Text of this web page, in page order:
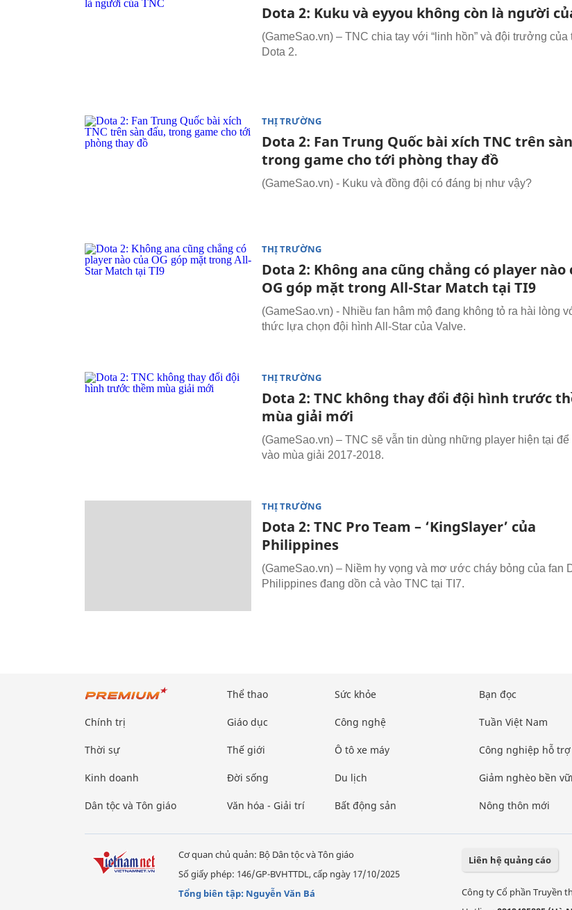
Dota 2: Kuku và eyyou không còn là người
(GameSao.vn) – TNC chia tay với “linh hồn” và đội trưởng của
Dota 2.
THỊ TRƯỜNG
Dota 2: Fan Trung Quốc bài xích TNC trên
trong game cho tới phòng thay đồ
(GameSao.vn) - Kuku và đồng đội có đáng bị như vậy?
THỊ TRƯỜNG
Dota 2: Không ana cũng chẳng có player nào
OG góp mặt trong All-Star Match tại TI9
(GameSao.vn) - Nhiều fan hâm mộ đang không tỏ ra hài lòng
thức lựa chọn đội hình All-Star của Valve.
THỊ TRƯỜNG
Dota 2: TNC không thay đổi đội hình trước
mùa giải mới
(GameSao.vn) – TNC sẽ vẫn tin dùng những player hiện tại
vào mùa giải 2017-2018.
THỊ TRƯỜNG
Dota 2: TNC Pro Team – ‘KingSlayer’ của
Philippines
(GameSao.vn) – Niềm hy vọng và mơ ước cháy bỏng của fan
Philippines đang dồn cả vào TNC tại TI7.
Chính trị
Thời sự
Kinh doanh
Dân tộc và Tôn giáo
Thể thao
Giáo dục
Thế giới
Đời sống
Văn hóa - Giải trí
Sức khỏe
Công nghệ
Ô tô xe máy
Du lịch
Bất động sản
Bạn đọc
Tuần Việt Nam
Công nghiệp hỗ trợ
Giảm nghèo bền
Nông thôn mới
Cơ quan chủ quản: Bộ Dân tộc và Tôn giáo
Số giấy phép: 146/GP-BVHTTDL, cấp ngày 17/10/2025
Tổng biên tập: Nguyễn Văn Bá
Liên hệ quảng cáo
Công ty Cổ phần Truyền